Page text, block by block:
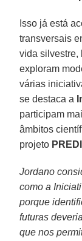
Isso já está
transversais
vida silvestre,
exploram
várias
se destaca a
participam
âmbitos
projeto
Jordano
como a
porque
futuras
que nos